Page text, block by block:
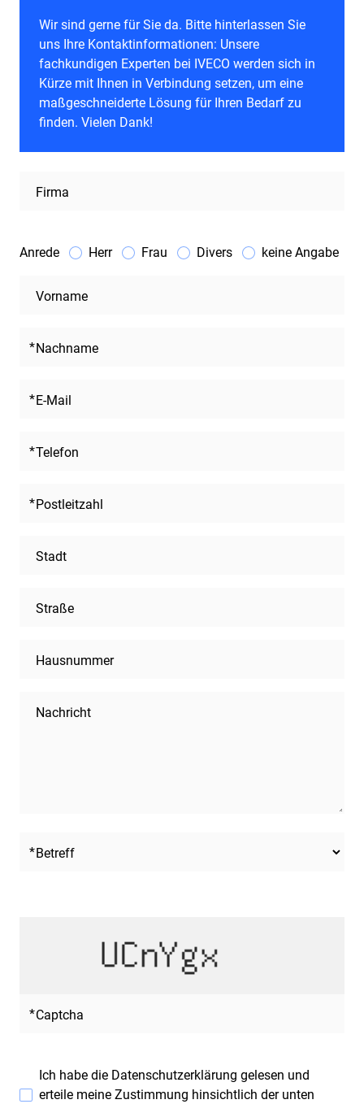
Wir sind gerne für Sie da. Bitte hinterlassen Sie
uns Ihre Kontaktinformationen: Unsere
fachkundigen Experten bei IVECO werden sich in
Kürze mit Ihnen in Verbindung setzen, um eine
maßgeschneiderte Lösung für Ihren Bedarf zu
finden. Vielen Dank!
Firma
Anrede Herr Frau Divers keine Angabe
Vorname
Nachname
E-Mail
Telefon
Postleitzahl
Stadt
Straße
Hausnummer
Nachricht
Betreff
Captcha
Ich habe die Datenschutzerklärung gelesen und
erteile meine Zustimmung hinsichtlich der unten